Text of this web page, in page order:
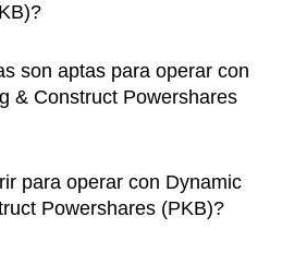
son aptas para operar con
& Construct Powershares
para operar con Dynamic
Powershares (PKB)?